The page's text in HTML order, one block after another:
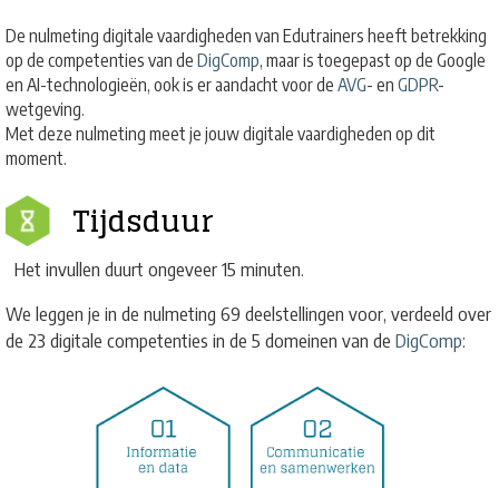
De nulmeting digitale vaardigheden van Edutrainers heeft betrekking
op de competenties van de DigComp, maar is toegepast op de Google
en AI-technologieën, ook is er aandacht voor de AVG- en GDPR-
wetgeving.
Met deze nulmeting meet je jouw digitale vaardigheden op dit
moment.
Tijdsduur
Het invullen duurt ongeveer 15 minuten.
We leggen je in de nulmeting 69 deelstellingen voor, verdeeld over
de 23 digitale competenties in de 5 domeinen van de DigComp: